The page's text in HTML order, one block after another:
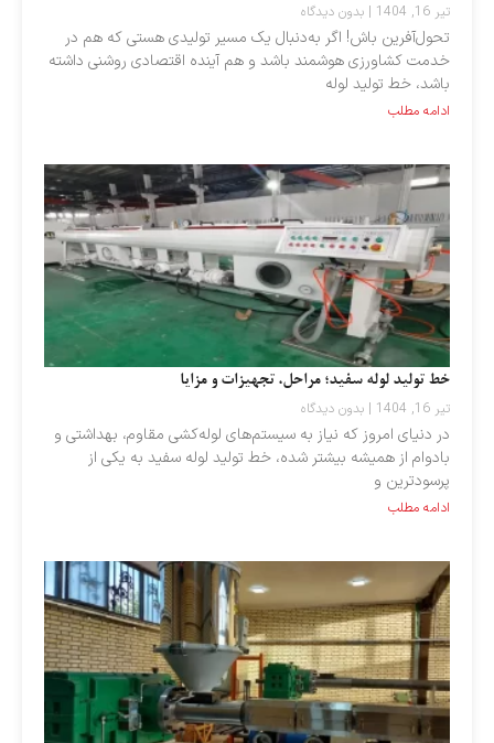
تیر 16, 1404 بدون دیدگاه
تحول‌آفرین باش! اگر به‌دنبال یک مسیر تولیدی هستی که هم در
خدمت کشاورزی هوشمند باشد و هم آینده اقتصادی روشنی داشته
باشد، خط تولید لوله
ادامه مطلب
خط تولید لوله سفید؛ مراحل، تجهیزات و مزایا
تیر 16, 1404 بدون دیدگاه
در دنیای امروز که نیاز به سیستم‌های لوله‌کشی مقاوم، بهداشتی و
بادوام از همیشه بیشتر شده، خط تولید لوله سفید به یکی از
پرسودترین و
ادامه مطلب